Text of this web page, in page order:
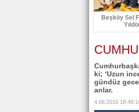
Beşköy Sel
ki; ‘Uzun
gündüz
anlar.
4.06.2015